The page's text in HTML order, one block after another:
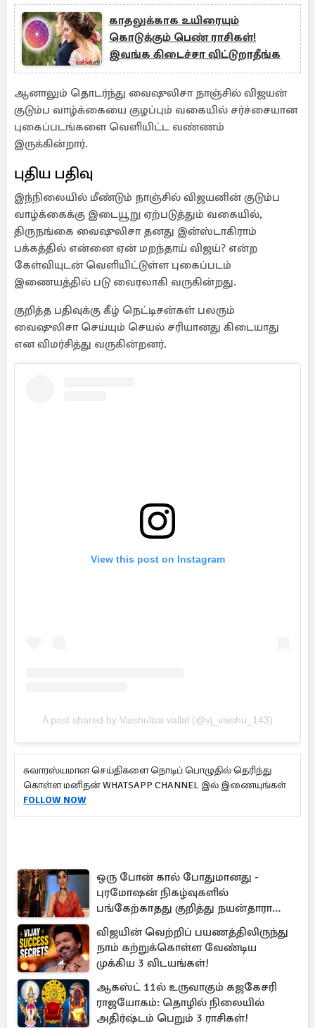
காதலுக்காக உயிரையும்
கொடுக்கும் பெண் ராசிகள்!
இவங்க கிடைச்சா விட்டுறாதீங்க
ஆனாலும் தொடர்ந்து வைஷுலிசா நாஞ்சில் விஜயன்
குடும்ப வாழ்க்கையை குழப்பும் வகையில் சர்ச்சையான
புகைப்படங்களை வெளியிட்ட வண்ணம்
இருக்கின்றார்.
புதிய பதிவு
இந்நிலையில் மீண்டும் நாஞ்சில் விஜயனின் குடும்ப
வாழ்க்கைக்கு இடையூறு ஏற்படுத்தும் வகையில்,
திருநங்கை வைஷுலிசா தனது இன்ஸ்டாகிராம்
பக்கத்தில் என்னை ஏன் மறந்தாய் விஜய்? என்ற
கேள்வியுடன் வெளியிட்டுள்ள புகைப்படம்
இணையத்தில் படு வைரலாகி வருகின்றது.
குறித்த பதிவுக்கு கீழ் நெட்டிசன்கள் பலரும்
வைஷுலிசா செய்யும் செயல் சரியானது கிடையாது
என விமர்சித்து வருகின்றனர்.
View this post on Instagram
A post shared by Vaishulisa vallal (@vj_vaishu_143)
சுவாரஸ்யமான செய்திகளை நொடிப் பொழுதில் தெரிந்து
கொள்ள மனிதன் WHATSAPP CHANNEL இல் இணையுங்கள்
FOLLOW NOW
ஒரு போன் கால் போதுமானது -
புரமோஷன் நிகழ்வுகளில்
பங்கேற்காதது குறித்து நயன்தாரா
ஓபன் டாக்!
விஜயின் வெற்றிப் பயணத்திலிருந்து
நாம் கற்றுக்கொள்ள வேண்டிய
முக்கிய 3 விடயங்கள்!
ஆகஸ்ட் 11ல் உருவாகும் கஜகேசரி
ராஜயோகம்: தொழில் நிலையில்
அதிர்ஷ்டம் பெறும் 3 ராசிகள்!